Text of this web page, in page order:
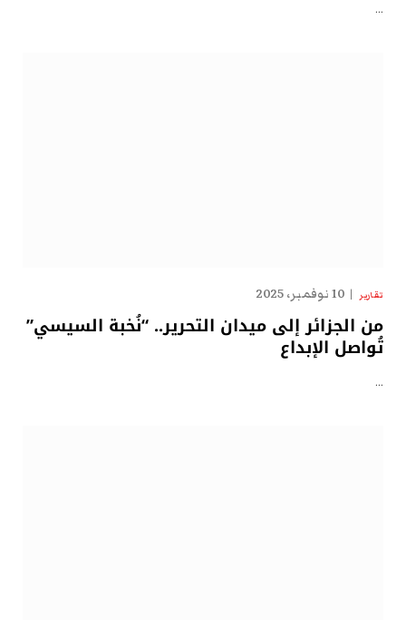
…
تقارير 10 نوفمبر، 2025
من الجزائر إلى ميدان التحرير.. “نُخبة السيسي”
تُواصل الإبداع
…